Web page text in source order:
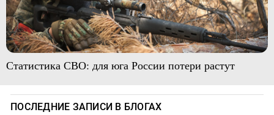
Статистика СВО: для юга России потери растут
ПОСЛЕДНИЕ ЗАПИСИ В БЛОГАХ